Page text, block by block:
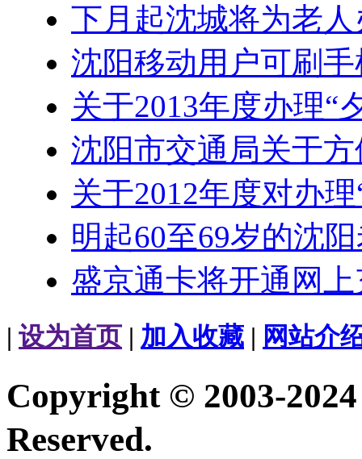
下月起沈城将为老
沈阳移动用户可刷
关于2013年度办理“
沈阳市交通局关于
关于2012年度对办
明起60至69岁的沈
盛京通卡将开通网
| 设为首页 | 加入收藏 | 网站介
Copyright © 2003-
Reserved.